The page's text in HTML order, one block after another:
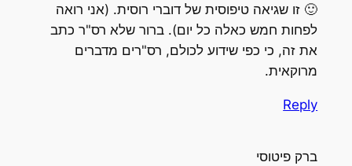
🙂 זו שגיאה טיפוסית של דוברי רוסית. (אני רואה
לפחות חמש כאלה כל יום). ברור שלא רס"ר כתב
את זה, כי כפי שידוע לכולם, רס"רים מדברים
מרוקאית.
Reply
ברק פיטוסי